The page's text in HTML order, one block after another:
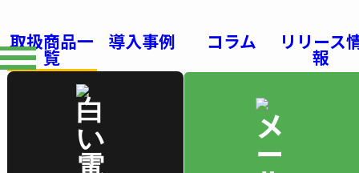
取扱商品一
覧
導入事例 コラム リリース
報